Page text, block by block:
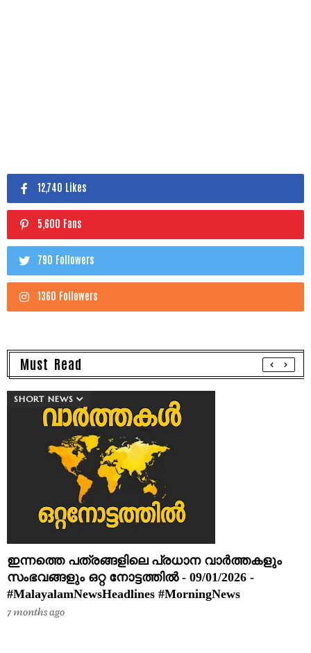
12,740 Likes
5,600 Fans
790 Followers
1360 Followers
Must Read
SHORT NEWS
ഇന്നത്തെ പത്രങ്ങളിലെ പ്രധാന വാർത്തകളും
സംഭവങ്ങളും ഒറ്റ നോട്ടത്തിൽ - 09/01/2026 -
#MalayalamNewsHeadlines #MorningNews
7 months ago